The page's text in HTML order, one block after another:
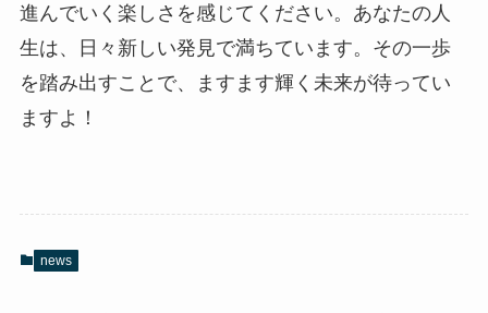
進んでいく楽しさを感じてください。あなたの人
生は、日々新しい発見で満ちています。その一歩
を踏み出すことで、ますます輝く未来が待ってい
ますよ！
news